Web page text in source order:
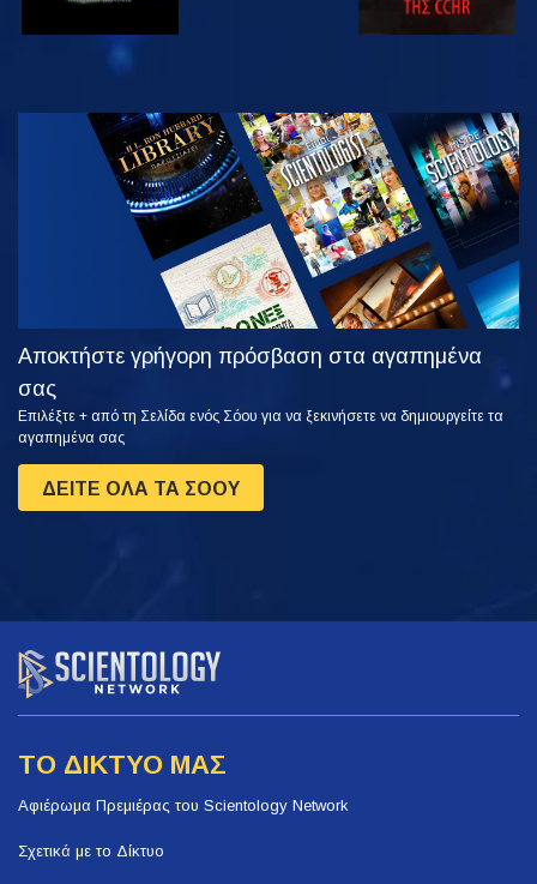
ΠΑΡΑΚΟΛΟΥΘΗΣΤΕ
ΕΞΕΡΕΥΝΗΣΤΕ
ΤΗ ΣΕΙΡΑ
Αποκτήστε γρήγορη πρόσβαση στα αγαπημένα
σας
Επιλέξτε + από τη Σελίδα ενός Σόου για να ξεκινήσετε να δημιουργείτε τα
αγαπημένα σας
ΔΕΙΤΕ ΟΛΑ ΤΑ ΣΟΟΥ
ΤΟ ΔΙΚΤΥΟ ΜΑΣ
Αφιέρωμα Πρεμιέρας του Scientology Network
Σχετικά με το Δίκτυο